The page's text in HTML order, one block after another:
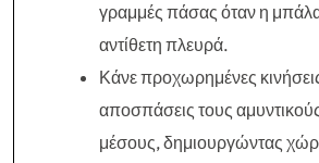
γραμμές πάσας όταν η μπάλα
αντίθετη πλευρά.
Κάνε προχωρημένες
αποσπάσεις τους
μέσους, δημιουργώντας